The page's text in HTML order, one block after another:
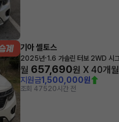
기아 셀토스
2025년·1.6 가솔린 터보 2WD 시
월 657,690원 X 40개월
지원금1,500,000원
조회 47520시간 전